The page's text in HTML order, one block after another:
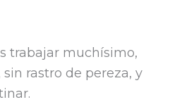
trabajar muchísimo,
rastro de pereza, y